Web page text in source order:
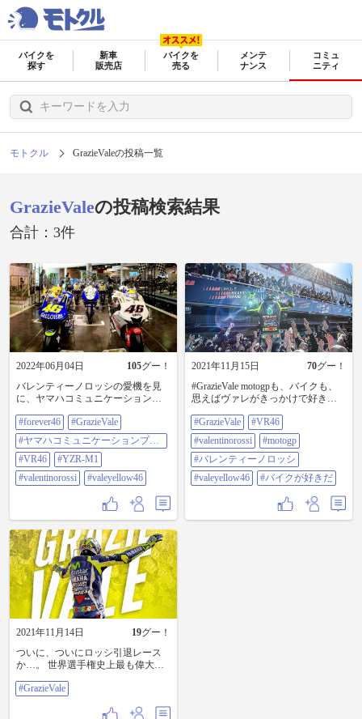
バイクを
探す
新車
販売店
バイクを
売る
メンテ
ナンス
コミュ
ニティ
モトクル GrazieValeの投稿一覧
GrazieValeの投稿検索結果
合計：3件
2022年06月04日 105グー！
バレンティーノロッシの愛機を見
に、ヤマハコミュニケーションプ
ました ロッシと共に駆け抜け
た"Mission 1"の旅は、次の世代へ…
この車両たちが並んだロッシ展
は、6/12までだそうなので、行きた
い方はお早めに👍 #forever46
#GrazieVale #ヤマハコミュニケーシ
ョンプラザ #VR46 #YZR-M1
#valentinorossi #valeyellow46
#forever46
#GrazieVale
#ヤマハコミュニケーションプラ
ザ
#VR46
#YZR-M1
#valentinorossi
#valeyellow46
2021年11月15日 70グー！
#GrazieVale motogpも、バイクも、
思えばヴァレがきっかけで好きに
と僕の人生レベルで影響を与えた
一人かもしれません 無事にTOP10
フィニッシュできて、ホントによ
かった 誰かのコメントにあった
「シッチの分まで走った26年間」
とか読んでまた思い出し泣きしそ
ァレらしいレースでした🏁 ありが
とうロッシ ！ #VR46 #valentinorossi
#GrazieVale
#VR46
#valentinorossi
#motogp
#バレンティーノロッシ
#valeyellow46
#バイクが好きだ
2021年11月14日 19グー！
ついに、ついにロッシ引退レース
か…。 世界選手権史上最も偉大か
あ…。 #GrazieVale
#GrazieVale